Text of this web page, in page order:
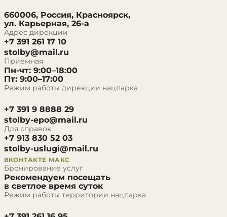
660006, Россия, Красноярск,
ул. Карьерная, 26-а
Адрес дирекции
+7 391 261 17 10
stolby@mail.ru
Приёмная
Пн-чт: 9:00–18:00
Пт: 9:00–17:00
Режим работы дирекции нацпарка
+7 391 9 8888 29
stolby-epo@mail.ru
Для справок
+7 913 830 52 03
stolby-uslugi@mail.ru
ВКОНТАКТЕ МАКС
Бронирование услуг
Рекомендуем посещать
в светлое время суток
Режим работы территории нацпарка